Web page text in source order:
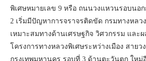
พิเศษหมายเลข 9 หรือ ถนนวงแหวนรอบนอ
2 เริ่มมีปัญหาการจราจรติดขัด กรมทางหลว
เหมาะสมทางด้านเศรษฐกิจ วิศวกรรม และ
โครงการทางหลวงพิเศษระหว่างเมือง สาย
กรุงเทพมหานคร รอบที่ 3 ด้านตะวันตก ใหม่